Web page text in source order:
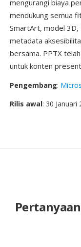
mengurangi biaya
mendukung semua
SmartArt, model
metadata
bersama. PPTX
untuk konten
Pengembang:
Rilis awal: 30 Januari